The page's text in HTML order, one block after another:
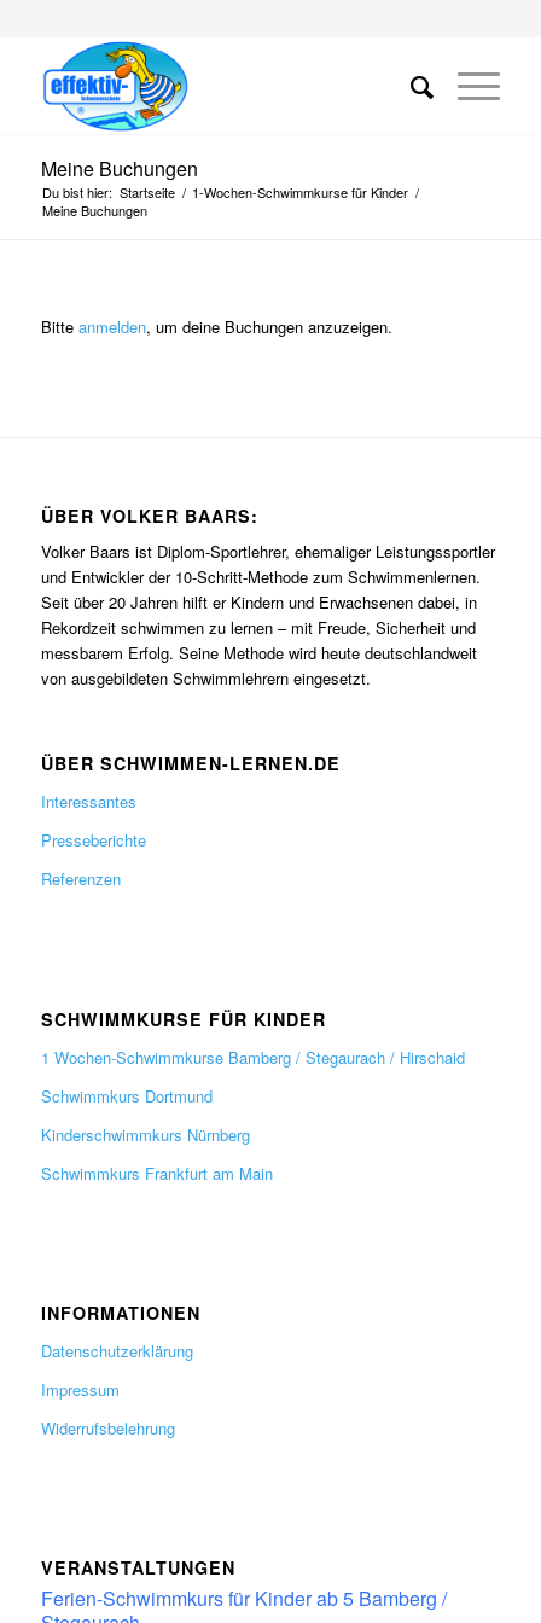
Meine Buchungen
Du bist hier: Startseite / 1-Wochen-Schwimmkurse für Kinder /
Meine Buchungen
Bitte anmelden, um deine Buchungen anzuzeigen.
ÜBER VOLKER BAARS:
Volker Baars ist Diplom-Sportlehrer, ehemaliger Leistungssportler
und Entwickler der 10-Schritt-Methode zum Schwimmenlernen.
Seit über 20 Jahren hilft er Kindern und Erwachsenen dabei, in
Rekordzeit schwimmen zu lernen – mit Freude, Sicherheit und
messbarem Erfolg. Seine Methode wird heute deutschlandweit
von ausgebildeten Schwimmlehrern eingesetzt.
ÜBER SCHWIMMEN-LERNEN.DE
Interessantes
Presseberichte
Referenzen
SCHWIMMKURSE FÜR KINDER
1 Wochen-Schwimmkurse Bamberg / Stegaurach / Hirschaid
Schwimmkurs Dortmund
Kinderschwimmkurs Nürnberg
Schwimmkurs Frankfurt am Main
INFORMATIONEN
Datenschutzerklärung
Impressum
Widerrufsbelehrung
VERANSTALTUNGEN
Ferien-Schwimmkurs für Kinder ab 5 Bamberg /